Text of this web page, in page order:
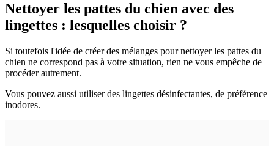
Nettoyer les pattes du chien avec des
lingettes : lesquelles choisir ?
Si toutefois l'idée de créer des mélanges pour nettoyer les pattes du
chien ne correspond pas à votre situation, rien ne vous empêche de
procéder autrement.
Vous pouvez aussi utiliser des lingettes désinfectantes, de préférence
inodores.